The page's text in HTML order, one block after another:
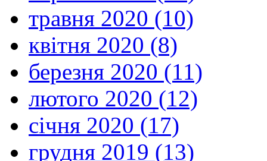
травня 2020 (10)
квітня 2020 (8)
березня 2020 (11)
лютого 2020 (12)
січня 2020 (17)
грудня 2019 (13)